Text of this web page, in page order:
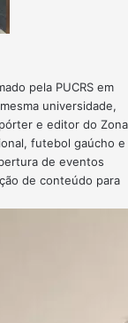
pela PUCRS em
universidade,
e editor do Zona
futebol gaúcho e
de eventos
de conteúdo para